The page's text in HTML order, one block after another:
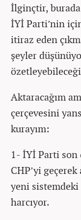
İlginçtir,
İYİ Parti’nin
itiraz eden
şeyler
Aktaracağım
çerçevesini
kurayım:
1- İYİ Parti
CHP’yi
yeni sistemdeki
harcıyor.